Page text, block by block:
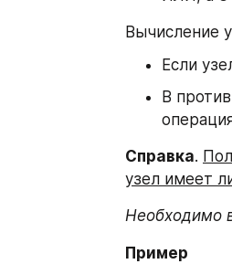
Вычисление
Если
В
Справка.
узел имеет
Необходимо
Пример